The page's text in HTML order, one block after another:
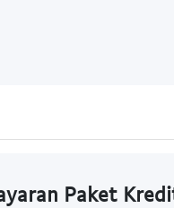
Paket